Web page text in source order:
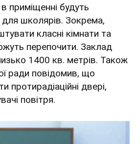
приміщенні будуть
школярів. Зокрема,
класні кімнати та
перепочити. Заклад
1400 кв. метрів. Також
ради повідомив, що
протирадіаційні двері,
повітря.